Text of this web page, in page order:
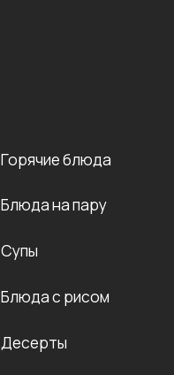
Горячие блюда
Блюда на пару
Супы
Блюда с рисом
Десерты